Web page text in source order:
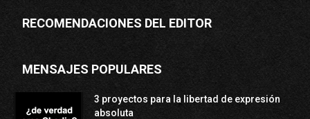
RECOMENDACIONES DEL EDITOR
MENSAJES POPULARES
3 proyectos para la libertad de expresión
absoluta